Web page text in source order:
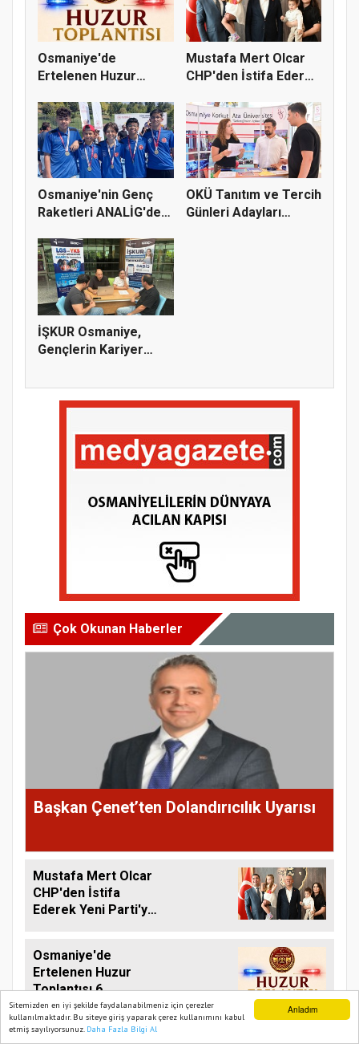
Anladım
Sitemizden en iyi şekilde faydalanabilmeniz için çerezler
kullanılmaktadır. Bu siteye giriş yaparak çerez kullanımını kabul
etmiş sayılıyorsunuz. Daha Fazla Bilgi Al
Osmaniye'de
Ertelenen Huzur
Mustafa Mert Olcar
CHP'den İstifa Ederek
Osmaniye'nin Genç
Raketleri ANALİG'de
OKÜ Tanıtım ve Tercih
Günleri Adayları
İŞKUR Osmaniye,
Gençlerin Kariyer
Çok Okunan Haberler
Başkan Çenet’ten Dolandırıcılık Uyarısı
Mustafa Mert Olcar
CHP'den İstifa
Ederek Yeni Parti'ye
Osmaniye'de
Ertelenen Huzur
Toplantısı 6
Ağustos'ta Yapılacak
Yeni Parti Osmaniye
Ana Sayfa Web TV